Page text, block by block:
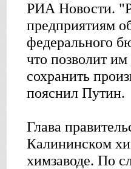
РИА Новости.
предприятиям
федерального
что позволит
сохранить
пояснил Путин.
Глава
Калининском
химзаводе. По